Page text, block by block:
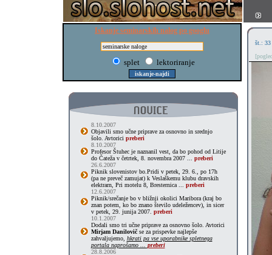
Iskanje seminarskih nalog po googlu
splet lektoriranje
8.10.2007
Objavili smo učne priprave za osnovno in srednjo
šolo. Avtorici preberi
8.10.2007
Profesor Štuhec je naznanil vest, da bo pohod od Litije
do Čateža v četrtek, 8. novembra 2007 ... preberi
26.6.2007
Piknik slovenistov bo.Pridi v petek, 29. 6., po 17h
(pa ne preveč zamujat) k Veslaškemu klubu dravskih
elektrarn, Pri motelu 8, Bresternica ... preberi
12.6.2007
Piknik/srečanje bo v bližnji okolici Maribora (kraj bo
znan potem, ko bo znano število udeležencev), in sicer
v petek, 29. junija 2007. preberi
10.1.2007
Dodali smo tri učne priprave za osnovno šolo. Avtorici
Mirjam Danilovičse za prispevke najlepše
zahvaljujemo, hkrati pa vse uporabnike spletnega
portala naprošamo ... preberi
28.8.2006
št.: 33